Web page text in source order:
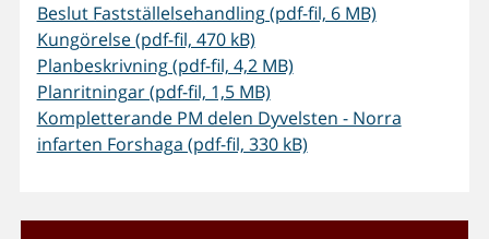
Beslut Fastställelsehandling (pdf-fil, 6 MB)
Kungörelse (pdf-fil, 470 kB)
Planbeskrivning (pdf-fil, 4,2 MB)
Planritningar (pdf-fil, 1,5 MB)
Kompletterande PM delen Dyvelsten - Norra
infarten Forshaga (pdf-fil, 330 kB)